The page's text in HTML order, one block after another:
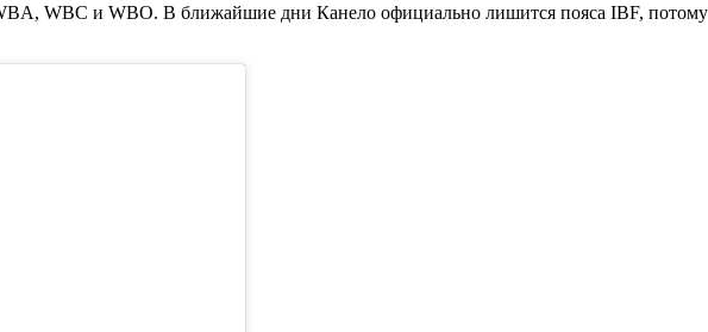
WBC и WBO. В ближайшие дни Канело официально лишится пояса IBF, потому